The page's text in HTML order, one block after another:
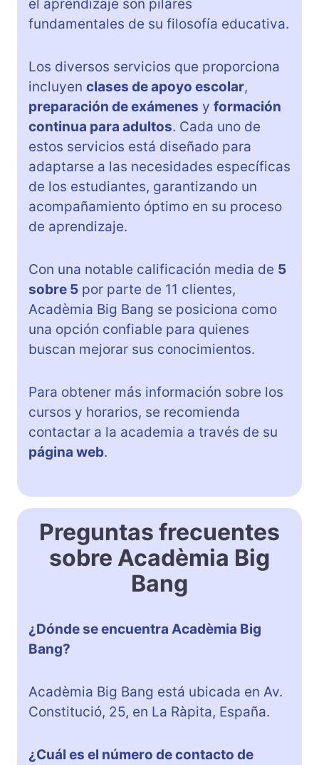
el aprendizaje son pilares
fundamentales de su filosofía educativa.
Los diversos servicios que proporciona
incluyen clases de apoyo escolar,
preparación de exámenes y formación
continua para adultos. Cada uno de
estos servicios está diseñado para
adaptarse a las necesidades específicas
de los estudiantes, garantizando un
acompañamiento óptimo en su proceso
de aprendizaje.
Con una notable calificación media de 5
sobre 5 por parte de 11 clientes,
Acadèmia Big Bang se posiciona como
una opción confiable para quienes
buscan mejorar sus conocimientos.
Para obtener más información sobre los
cursos y horarios, se recomienda
contactar a la academia a través de su
página web.
Preguntas frecuentes
sobre Acadèmia Big
Bang
¿Dónde se encuentra Acadèmia Big
Bang?
Acadèmia Big Bang está ubicada en Av.
Constitució, 25, en La Ràpita, España.
¿Cuál es el número de contacto de